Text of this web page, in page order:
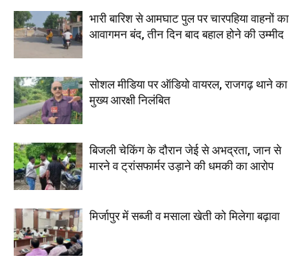
भारी बारिश से आमघाट पुल पर चारपहिया वाहनों का
आवागमन बंद, तीन दिन बाद बहाल होने की उम्मीद
सोशल मीडिया पर ऑडियो वायरल, राजगढ़ थाने का
मुख्य आरक्षी निलंबित
बिजली चेकिंग के दौरान जेई से अभद्रता, जान से
मारने व ट्रांसफार्मर उड़ाने की धमकी का आरोप
मिर्जापुर में सब्जी व मसाला खेती को मिलेगा बढ़ावा